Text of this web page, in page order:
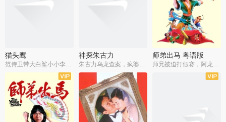
猫头鹰
范侍卫带大白鲨小小李破案寻妃
神探朱古力
朱古力乌龙查案，疯婆子神助攻
师弟出马 粤语版
师兄被迫打假赛，阿龙追查斗黑帮